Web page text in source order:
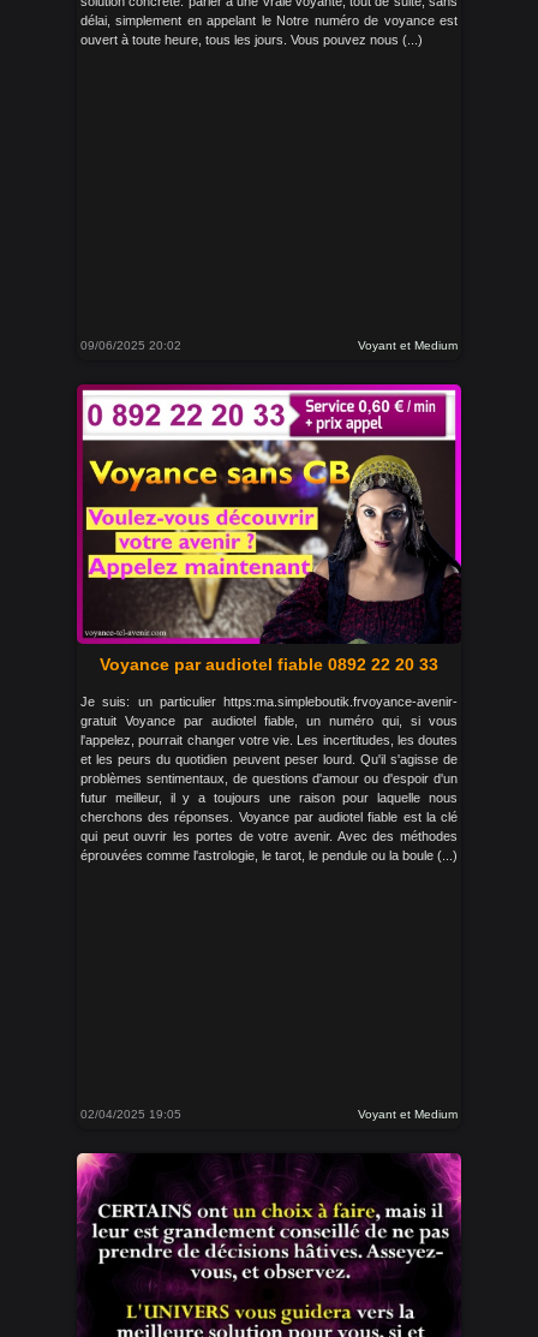
délai, simplement en appelant le Notre numéro de voyance est
ouvert à toute heure, tous les jours. Vous pouvez nous (...)
09/06/2025 20:02 Voyant et Medium
Voyance par audiotel fiable 0892 22 20 33
Je suis: un particulier https:ma.simpleboutik.frvoyance-avenir-
gratuit Voyance par audiotel fiable, un numéro qui, si vous
l'appelez, pourrait changer votre vie. Les incertitudes, les doutes
et les peurs du quotidien peuvent peser lourd. Qu'il s'agisse de
problèmes sentimentaux, de questions d'amour ou d'espoir d'un
futur meilleur, il y a toujours une raison pour laquelle nous
cherchons des réponses. Voyance par audiotel fiable est la clé
qui peut ouvrir les portes de votre avenir. Avec des méthodes
éprouvées comme l'astrologie, le tarot, le pendule ou la boule (...)
02/04/2025 19:05 Voyant et Medium